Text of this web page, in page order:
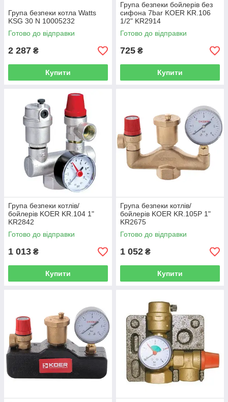
Група безпеки котла Watts
KSG 30 N 10005232
Готово до відправки
2 287 ₴
Купити
Група безпеки бойлерів без
сифона 7bar KOER KR.106
1/2" KR2914
Готово до відправки
725 ₴
Купити
Група безпеки котлів/
бойлерів KOER KR.104 1"
KR2842
Готово до відправки
1 013 ₴
Купити
Група безпеки котлів/
бойлерів KOER KR.105P 1"
KR2675
Готово до відправки
1 052 ₴
Купити